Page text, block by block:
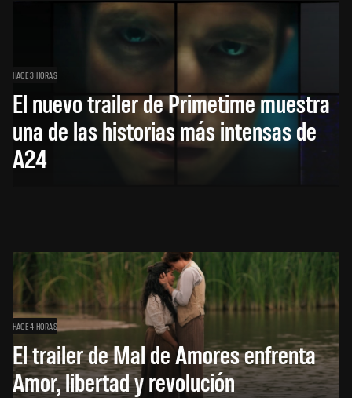
HACE 3 HORAS
El nuevo trailer de Primetime muestra
una de las historias más intensas de
A24
HACE 4 HORAS
El trailer de Mal de Amores enfrenta
Amor, libertad y revolución